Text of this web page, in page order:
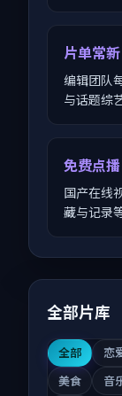
片单常新
编辑团队
与话题综
免费点播
国产在线
藏与记录
全部片库
全部 恋
美食
音